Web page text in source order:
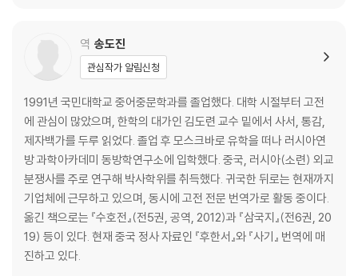
역 송도진
관심작가 알림신청
1991년 국민대학교 중어중문학과를 졸업했다. 대학 시절부터 고전
에 관심이 많았으며, 한학의 대가인 김도련 교수 밑에서 사서, 통감,
제자백가를 두루 읽었다. 졸업 후 모스크바로 유학을 떠나 러시아연
방 과학아카데미 동방학연구소에 입학했다. 중국, 러시아(소련) 외교
분쟁사를 주로 연구해 박사학위를 취득했다. 귀국한 뒤로는 현재까지
기업체에 근무하고 있으며, 동시에 고전 전문 번역가로 활동 중이다.
옮긴 책으로는 『수호전』(전5권, 공역, 2012)과 『삼국지』(전6권, 20
19) 등이 있다. 현재 중국 정사 자료인 『후한서』와 『사기』 번역에 매
진하고 있다.